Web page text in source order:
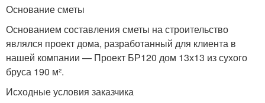
Основание сметы
Основанием составления сметы на строительство
являлся проект дома, разработанный для клиента в
нашей компании — Проект БР120 дом 13х13 из сухого
бруса 190 м².
Исходные условия заказчика